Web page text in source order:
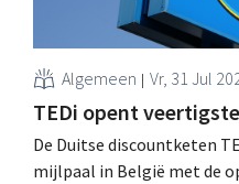
Algemeen Vr, 31 Jul
TEDi opent
De Duitse discountketen
mijlpaal in België met de